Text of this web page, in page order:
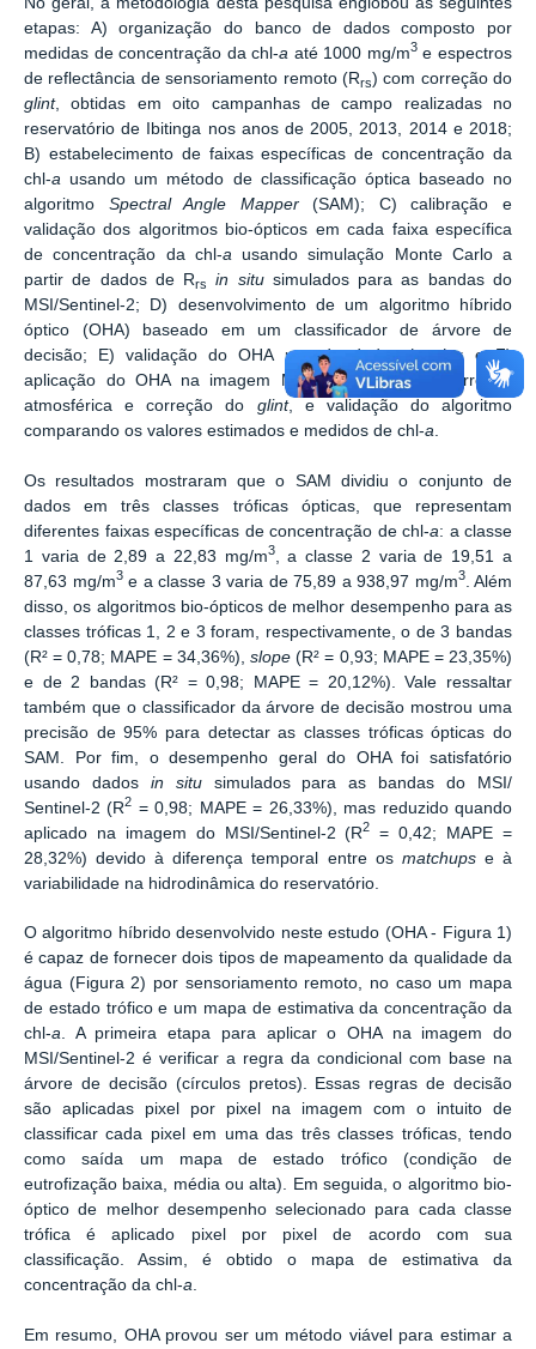
etapas: A) organização do banco de dados composto por
medidas de concentração da chl-a até 1000 mg/m3e espectros
de reflectância de sensoriamento remoto (Rrs) com correção do
glint, obtidas em oito campanhas de campo realizadas no
reservatório de Ibitinga nos anos de 2005, 2013, 2014 e 2018;
B) estabelecimento de faixas específicas de concentração da
chl-a usando um método de classificação óptica baseado no
algoritmo Spectral Angle Mapper(SAM); C) calibração e
validação dos algoritmos bio-ópticos em cada faixa específica
de concentração da chl-ausando simulação Monte Carlo a
partir de dados de Rrs in situsimulados para as bandas do
MSI/Sentinel-2; D) desenvolvimento de um algoritmo híbrido
óptico (OHA) baseado em um classificador de árvore de
decisão; E) validação do OHA usando dadosin situ; e F)
aplicação do OHA na imagem MSI/Sentinel-2 com correção
atmosférica e correção do glint, e validação do algoritmo
comparando os valores estimados e medidos de chl-a.
Os resultados mostraram que o SAM dividiu o conjunto de
dados em três classes tróficas ópticas, que representam
diferentes faixas específicas de concentração de chl-a: a classe
1 varia de 2,89 a 22,83 mg/m3, a classe 2 varia de 19,51 a
87,63 mg/m3e a classe 3 varia de 75,89 a 938,97 mg/m3. Além
disso, os algoritmos bio-ópticos de melhor desempenho para as
classes tróficas 1, 2 e 3 foram, respectivamente, o de 3 bandas
(R² = 0,78; MAPE = 34,36%), slope (R² = 0,93; MAPE = 23,35%)
e de 2 bandas (R² = 0,98; MAPE = 20,12%). Vale ressaltar
também que o classificador da árvore de decisão mostrou uma
precisão de 95% para detectar as classes tróficas ópticas do
SAM. Por fim, o desempenho geral do OHA foi satisfatório
usando dados in situsimulados para as bandas do MSI/
Sentinel-2 (R2 = 0,98; MAPE = 26,33%), mas reduzido quando
aplicado na imagem do MSI/Sentinel-2 (R2
= 0,42; MAPE =
28,32%) devido à diferença temporal entre os matchupse à
variabilidade na hidrodinâmica do reservatório.
O algoritmo híbrido desenvolvido neste estudo (OHA - Figura 1)
é capaz de fornecer dois tipos de mapeamento da qualidade da
água (Figura 2) por sensoriamento remoto, no caso um mapa
de estado trófico e um mapa de estimativa da concentração da
chl-a. A primeira etapa para aplicar o OHA na imagem do
MSI/Sentinel-2 é verificar a regra da condicional com base na
árvore de decisão (círculos pretos). Essas regras de decisão
são aplicadas pixel por pixel na imagem com o intuito de
classificar cada pixel em uma das três classes tróficas, tendo
como saída um mapa de estado trófico (condição de
eutrofização baixa, média ou alta). Em seguida, o algoritmo bio-
óptico de melhor desempenho selecionado para cada classe
trófica é aplicado pixel por pixel de acordo com sua
classificação. Assim, é obtido o mapa de estimativa da
concentração da chl-a.
Em resumo, OHA provou ser um método viável para estimar a